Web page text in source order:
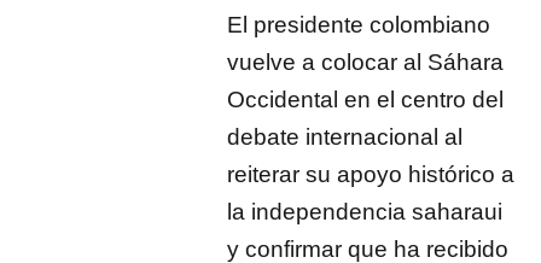
El presidente colombiano
vuelve a colocar al Sáhara
Occidental en el centro del
debate internacional al
reiterar su apoyo histórico a
la independencia saharaui
y confirmar que ha recibido